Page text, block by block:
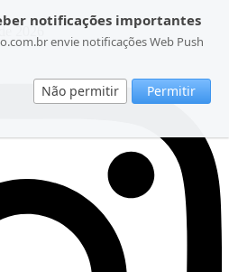
notificações importantes
envie notificações Web Push
Não permitir Permitir
2026